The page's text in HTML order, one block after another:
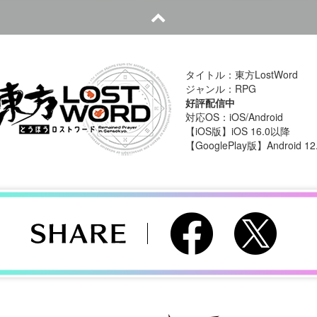
タイトル：東方LostWord
ジャンル：RPG
好評配信中
対応OS：iOS/Android
【iOS版】iOS 16.0以降
【GooglePlay版】Android